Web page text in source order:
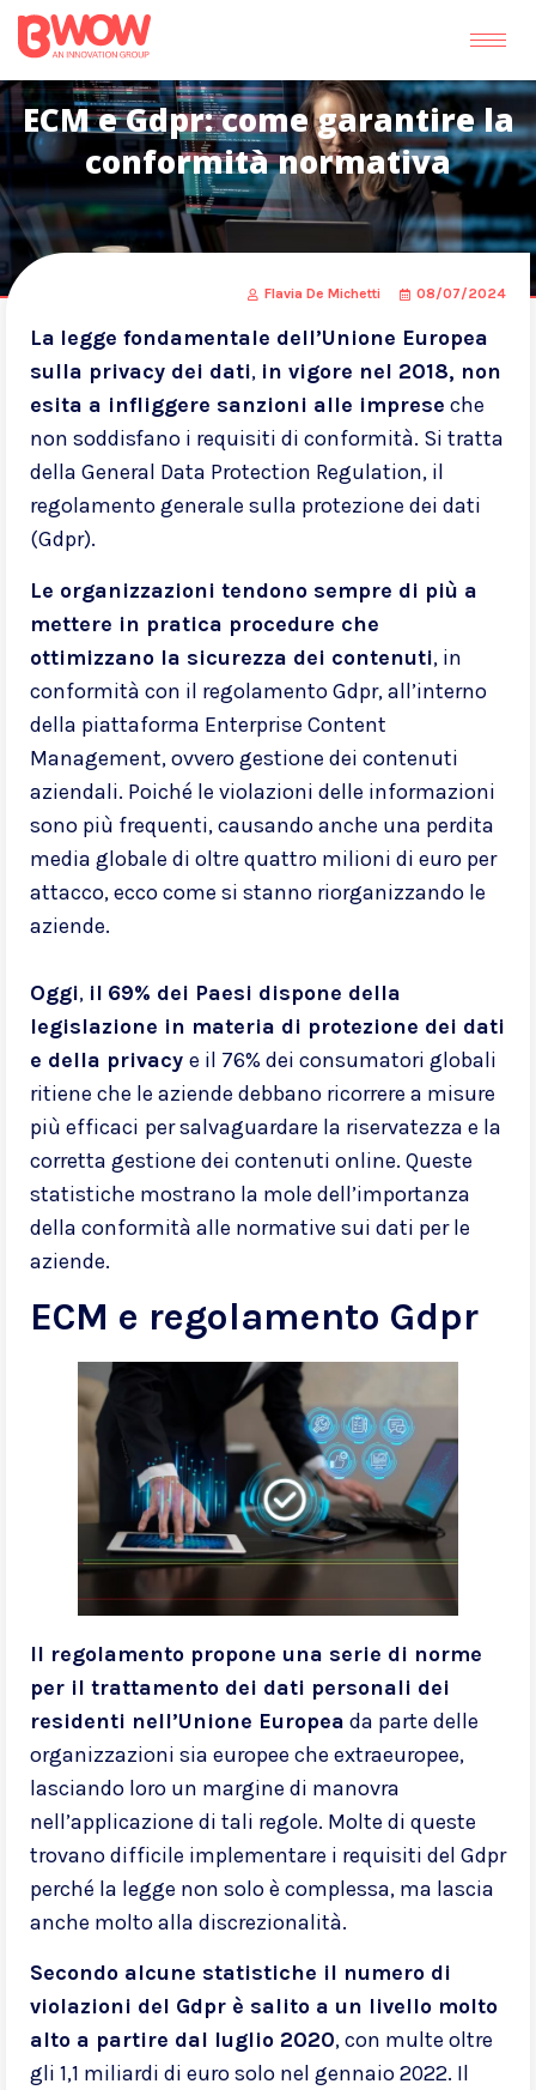
ECM e Gdpr: come garantire la
conformità normativa
Flavia De Michetti 08/07/2024
La legge fondamentale dell’Unione Europea
sulla privacy dei dati, in vigore nel 2018, non
esita a infliggere sanzioni alle imprese che
non soddisfano i requisiti di conformità. Si tratta
della General Data Protection Regulation, il
regolamento generale sulla protezione dei dati
(Gdpr).
Le organizzazioni tendono sempre di più a
mettere in pratica procedure che
ottimizzano la sicurezza dei contenuti, in
conformità con il regolamento Gdpr, all’interno
della piattaforma Enterprise Content
Management, ovvero gestione dei contenuti
aziendali. Poiché le violazioni delle informazioni
sono più frequenti, causando anche una perdita
media globale di oltre quattro milioni di euro per
attacco, ecco come si stanno riorganizzando le
aziende.
Oggi, il 69% dei Paesi dispone della
legislazione in materia di protezione dei dati
e della privacy e il 76% dei consumatori globali
ritiene che le aziende debbano ricorrere a misure
più efficaci per salvaguardare la riservatezza e la
corretta gestione dei contenuti online. Queste
statistiche mostrano la mole dell’importanza
della conformità alle normative sui dati per le
aziende.
ECM e regolamento Gdpr
Il regolamento propone una serie di norme
per il trattamento dei dati personali dei
residenti nell’Unione Europea da parte delle
organizzazioni sia europee che extraeuropee,
lasciando loro un margine di manovra
nell’applicazione di tali regole. Molte di queste
trovano difficile implementare i requisiti del Gdpr
perché la legge non solo è complessa, ma lascia
anche molto alla discrezionalità.
Secondo alcune statistiche il numero di
violazioni del Gdpr è salito a un livello molto
alto a partire dal luglio 2020, con multe oltre
gli 1,1 miliardi di euro solo nel gennaio 2022. Il